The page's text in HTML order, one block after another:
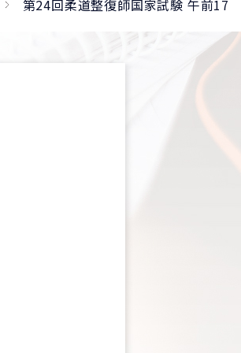
第24回柔道整復師国家試験 午前17